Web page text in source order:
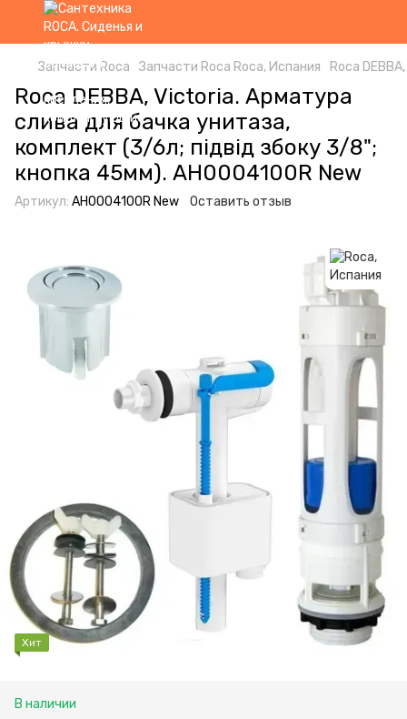
Запчасти Roca Запчасти Roca Roca, Испания Roca
Roca DEBBA, Victoria. Арматура
слива для бачка унитаза,
комплект (3/6л; підвід збоку 3/8";
кнопка 45мм). AH0004100R New
Артикул: AH0004100R New Оставить отзыв
Хит
В наличии